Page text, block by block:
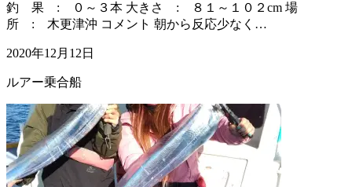
釣 果 : ０～３本 大きさ : ８１～１０２cm 場
所 : 木更津沖 コメント 朝から反応少なく…
2020年12月12日
ルアー乗合船